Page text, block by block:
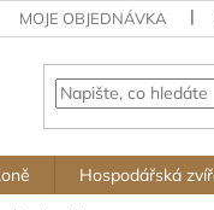
MOJE OBJEDNÁVKA
Hospodářská